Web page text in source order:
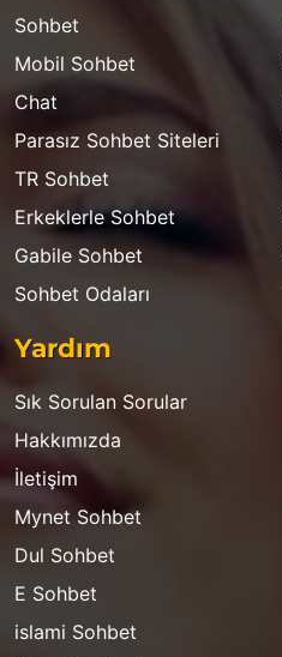
Sohbet
Mobil Sohbet
Chat
Parasız Sohbet Siteleri
TR Sohbet
Erkeklerle Sohbet
Gabile Sohbet
Sohbet Odaları
Yardım
Sık Sorulan Sorular
Hakkımızda
İletişim
Mynet Sohbet
Dul Sohbet
E Sohbet
islami Sohbet